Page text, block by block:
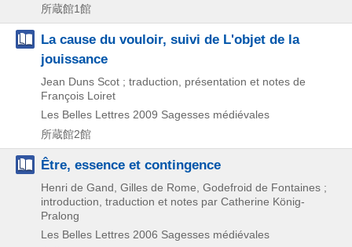
所蔵館1館
La cause du vouloir, suivi de L'objet de la
jouissance
Jean Duns Scot ; traduction, présentation et notes de
François Loiret
Les Belles Lettres 2009 Sagesses médiévales
所蔵館2館
Être, essence et contingence
Henri de Gand, Gilles de Rome, Godefroid de Fontaines ;
introduction, traduction et notes par Catherine König-
Pralong
Les Belles Lettres 2006 Sagesses médiévales